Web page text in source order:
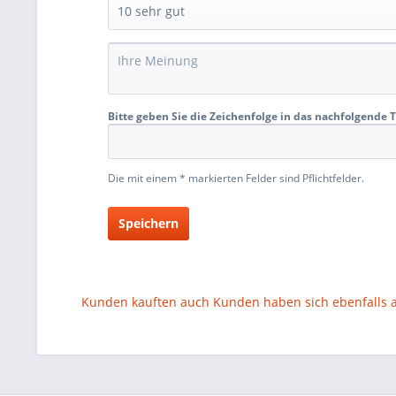
Bitte geben Sie die Zeichenfolge in das nachfolgende
Die mit einem * markierten Felder sind Pflichtfelder.
Speichern
Kunden kauften auch Kunden haben sich ebenfalls